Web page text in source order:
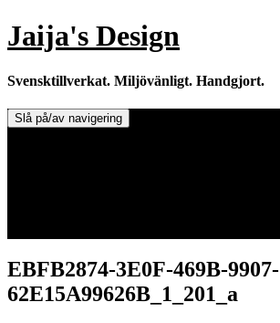
Hoppa
till
Jaija's Design
Svensktillverkat. Miljövänligt. Handgjort.
Slå på/av navigering
EBFB2874-3E0F-469B-9907-
62E15A99626B_1_201_a